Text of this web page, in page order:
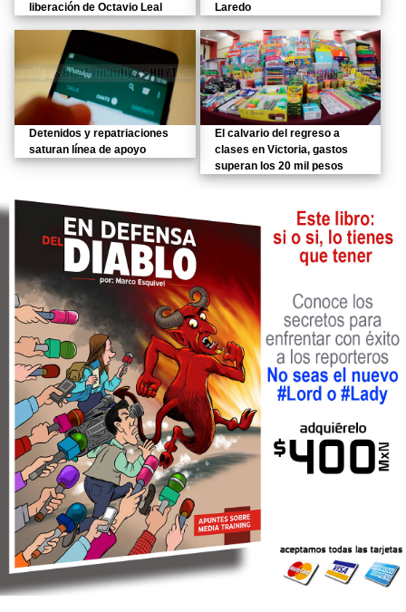
liberación de Octavio Leal
Laredo
Detenidos y repatriaciones
saturan línea de apoyo
El calvario del regreso a
clases en Victoria, gastos
superan los 20 mil pesos